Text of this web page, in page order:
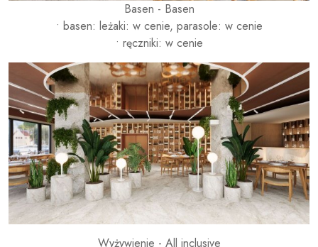
Basen - Basen
• basen: leżaki: w cenie, parasole: w cenie
• ręczniki: w cenie
Wyżywienie - All inclusive